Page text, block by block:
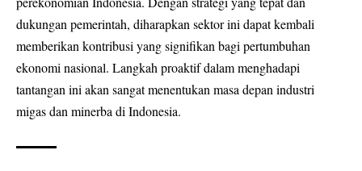
dukungan pemerintah, diharapkan sektor ini dapat kembali
memberikan kontribusi yang signifikan bagi pertumbuhan
ekonomi nasional. Langkah proaktif dalam menghadapi
tantangan ini akan sangat menentukan masa depan industri
migas dan minerba di Indonesia.